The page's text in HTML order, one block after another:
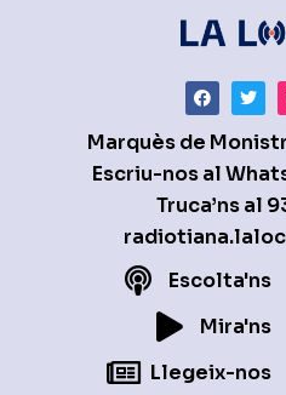
Marquès de
Escriu-nos al
Truca’ns al
Escolta'ns
Mira'ns
Llegeix-nos